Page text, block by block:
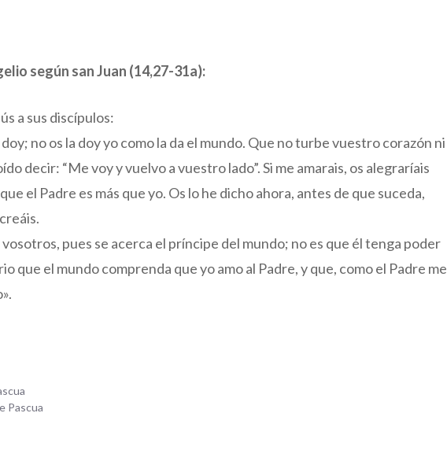
según san Juan (14,27-31a):
a sus discípulos:
doy; no os la doy yo como la da el mundo. Que no turbe vuestro corazón ni
decir: “Me voy y vuelvo a vuestro lado”. Si me amarais, os alegraríais
el Padre es más que yo. Os lo he dicho ahora, antes de que suceda,
pues se acerca el príncipe del mundo; no es que él tenga poder
que el mundo comprenda que yo amo al Padre, y que, como el Padre me
Pascua